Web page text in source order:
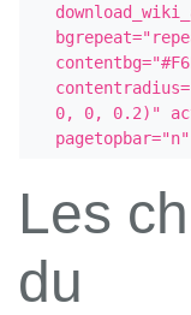
0, 0, 0.2)"
Les
du